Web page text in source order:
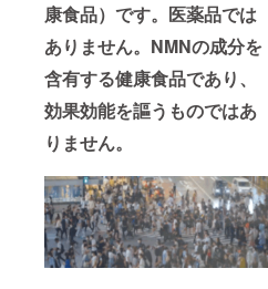
康食品）です。医薬品では
ありません。NMNの成分を
含有する健康食品であり、
効果効能を謳うものではあ
りません。